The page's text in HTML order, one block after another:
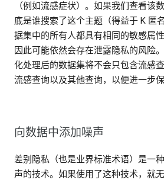
（例如流感症状）。如果我们查看该
底是谁搜索了这个主题（得益于 K 匿
据集中的所有人都具有相同的敏感属
因此可能依然会存在泄露隐私的风险
化处理后的数据集将不会只包含流感
流感查询以及其他查询，以便进一步保
向数据中添加噪声
差别隐私（也是业界标准术语）是一
声的技术。如果使用了这种技术，就